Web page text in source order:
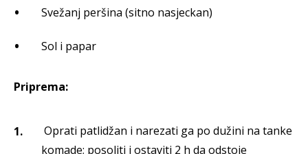
Svežanj peršina (sitno nasjeckan)
Sol i papar
Priprema:
Oprati patlidžan i narezati ga po dužini na tanke
komade; posoliti i ostaviti 2 h da odstoje